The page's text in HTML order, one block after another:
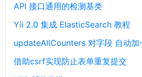
API 接口通用的检测基类
Yii 2.0 集成 ElasticSearch 教程
updateAllCounters 对字段 自动加
借助csrf实现防止表单重复提交